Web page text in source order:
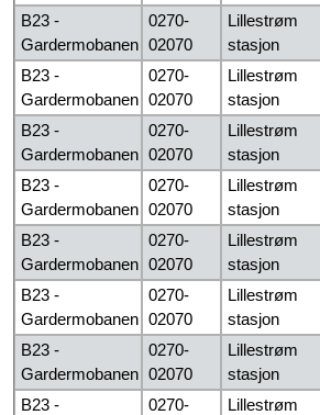
B23 -
Gardermobanen
0270-
02070
Lillestrøm
stasjon
B23 -
Gardermobanen
0270-
02070
Lillestrøm
stasjon
B23 -
Gardermobanen
0270-
02070
Lillestrøm
stasjon
B23 -
Gardermobanen
0270-
02070
Lillestrøm
stasjon
B23 -
Gardermobanen
0270-
02070
Lillestrøm
stasjon
B23 -
Gardermobanen
0270-
02070
Lillestrøm
stasjon
B23 -
Gardermobanen
0270-
02070
Lillestrøm
stasjon
B23 -
0270-
Lillestrøm